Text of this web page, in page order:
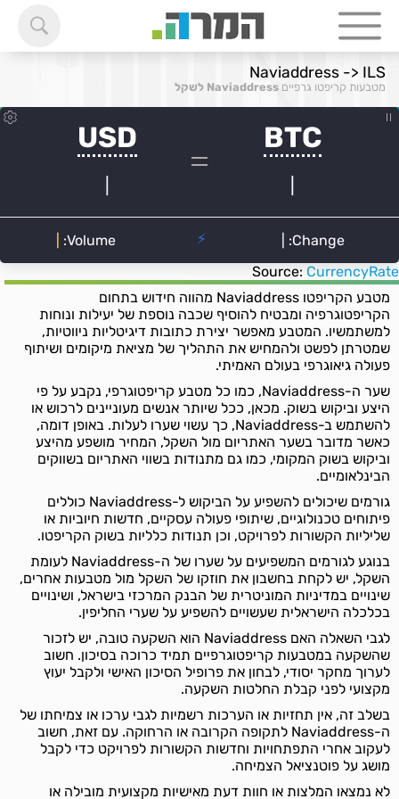
Naviaddress -> ILS
מטבעות קריפטו גרפיים Naviaddress לשקל
Source: CurrencyRate
מטבע הקריפטו Naviaddress מהווה חידוש בתחום
הקריפטוגרפיה ומבטיח להוסיף שכבה נוספת של יעילות ונוחות
למשתמשיו. המטבע מאפשר יצירת כתובות דיגיטליות ניווטיות,
שמטרתן לפשט ולהמחיש את התהליך של מציאת מיקומים ושיתוף
פעולה גיאוגרפי בעולם האמיתי.
שער ה-Naviaddress, כמו כל מטבע קריפטוגרפי, נקבע על פי
היצע וביקוש בשוק. מכאן, ככל שיותר אנשים מעוניינים לרכוש או
להשתמש ב-Naviaddress, כך עשוי שערו לעלות. באופן דומה,
כאשר מדובר בשער האתריום מול השקל, המחיר מושפע מהיצע
וביקוש בשוק המקומי, כמו גם מתנודות בשווי האתריום בשווקים
הבינלאומיים.
גורמים שיכולים להשפיע על הביקוש ל-Naviaddress כוללים
פיתוחים טכנולוגיים, שיתופי פעולה עסקיים, חדשות חיוביות או
שליליות הקשורות לפרויקט, וכן תנודות כלליות בשוק הקריפטו.
בנוגע לגורמים המשפיעים על שערו של ה-Naviaddress לעומת
השקל, יש לקחת בחשבון את חוזקו של השקל מול מטבעות אחרים,
שינויים במדיניות המוניטרית של הבנק המרכזי בישראל, ושינויים
בכלכלה הישראלית שעשויים להשפיע על שערי החליפין.
לגבי השאלה האם Naviaddress הוא השקעה טובה, יש לזכור
שהשקעה במטבעות קריפטוגרפיים תמיד כרוכה בסיכון. חשוב
לערוך מחקר יסודי, לבחון את פרופיל הסיכון האישי ולקבל יעוץ
מקצועי לפני קבלת החלטות השקעה.
בשלב זה, אין תחזיות או הערכות רשמיות לגבי ערכו או צמיחתו של
ה-Naviaddress לתקופה הקרובה או הרחוקה. עם זאת, חשוב
לעקוב אחרי התפתחויות וחדשות הקשורות לפרויקט כדי לקבל
מושג על פוטנציאל הצמיחה.
לא נמצאו המלצות או חוות דעת מאישיות מקצועית מובילה או